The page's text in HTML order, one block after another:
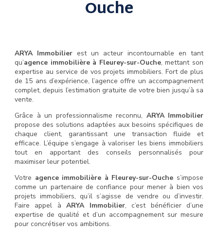
Ouche
ARYA Immobilier est un acteur incontournable en tant
qu’agence immobilière à Fleurey-sur-Ouche, mettant son
expertise au service de vos projets immobiliers. Fort de plus
de 15 ans d’expérience, l’agence offre un accompagnement
complet, depuis l’estimation gratuite de votre bien jusqu’à sa
vente.
Grâce à un professionnalisme reconnu, ARYA Immobilier
propose des solutions adaptées aux besoins spécifiques de
chaque client, garantissant une transaction fluide et
efficace. L’équipe s’engage à valoriser les biens immobiliers
tout en apportant des conseils personnalisés pour
maximiser leur potentiel.
Votre agence immobilière à Fleurey-sur-Ouche s’impose
comme un partenaire de confiance pour mener à bien vos
projets immobiliers, qu’il s’agisse de vendre ou d’investir.
Faire appel àARYA Immobilier, c’est bénéficier d’une
expertise de qualité et d’un accompagnement sur mesure
pour concrétiser vos ambitions.